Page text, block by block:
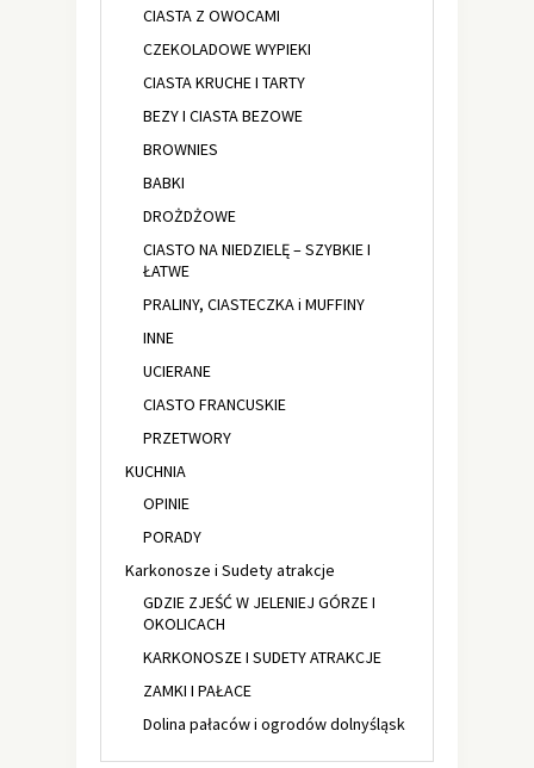
CIASTA Z OWOCAMI
CZEKOLADOWE WYPIEKI
CIASTA KRUCHE I TARTY
BEZY I CIASTA BEZOWE
BROWNIES
BABKI
DROŻDŻOWE
CIASTO NA NIEDZIELĘ – SZYBKIE I
ŁATWE
PRALINY, CIASTECZKA i MUFFINY
INNE
UCIERANE
CIASTO FRANCUSKIE
PRZETWORY
KUCHNIA
OPINIE
PORADY
Karkonosze i Sudety atrakcje
GDZIE ZJEŚĆ W JELENIEJ GÓRZE I
OKOLICACH
KARKONOSZE I SUDETY ATRAKCJE
ZAMKI I PAŁACE
Dolina pałaców i ogrodów dolnyśląsk